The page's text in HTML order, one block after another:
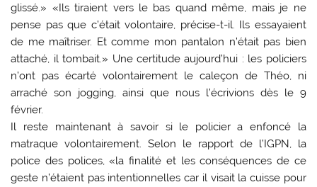
glissé.» «Ils tiraient vers le bas quand même, mais je ne
pense pas que c’était volontaire, précise-t-il. Ils essayaient
de me maîtriser. Et comme mon pantalon n’était pas bien
attaché, il tombait.» Une certitude aujourd’hui : les policiers
n’ont pas écarté volontairement le caleçon de Théo, ni
arraché son jogging, ainsi que nous l’écrivions dès le 9
février.
Il reste maintenant à savoir si le policier a enfoncé la
matraque volontairement. Selon le rapport de l’IGPN, la
police des polices, «la finalité et les conséquences de ce
geste n’étaient pas intentionnelles car il visait la cuisse pour